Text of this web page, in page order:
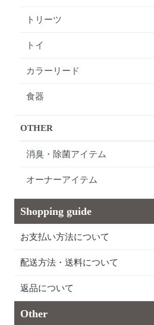
トリーツ
トイ
カラーリード
食器
OTHER
消臭・除菌アイテム
オーナーアイテム
Shopping guide
お支払い方法について
配送方法・送料について
返品について
Other